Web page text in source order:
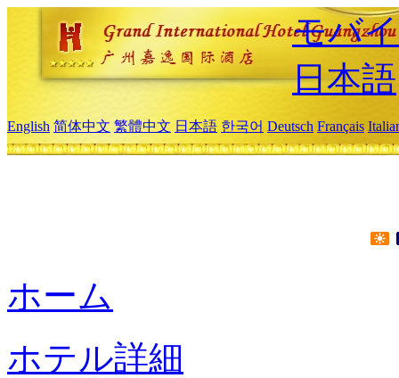
モバ
日本語
English 简体中文 繁體中文 日本語 한국어 Deutsch Français
ホーム
ホテル詳細